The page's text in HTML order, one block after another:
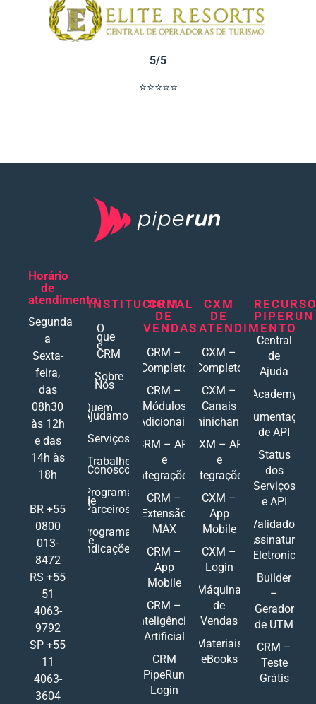
5/5
⭐⭐⭐⭐⭐
Horário
de
atendimento:
Segunda
a
Sexta-
feira,
das
08h30
às 12h
e das
14h às
18h
BR +55
0800
013-
8472
RS +55
51
4063-
9792
SP +55
11
4063-
3604
INSTITUCIONAL
O
que
é
CRM
Sobre
Nós
Quem
Ajudamos
Serviços
Trabalhe
Conosco
Programa
de
Parceiros
Programa
de
Indicações
CRM
DE
VENDAS
CRM –
Completo
CRM –
Módulos
Adicionais
CRM – API
e
Integrações
CRM –
Extensão
MAX
CRM –
App
Mobile
CRM –
Inteligência
Artificial
CRM
PipeRun
Login
CXM
DE
ATENDIMENTO
CXM –
Completo
CXM –
Canais
Ominichannel
CXM – API
e
Integrações
CXM –
App
Mobile
CXM –
Login
Máquina
de
Vendas
Materiais
eBooks
PIPERUN
Central
de
Ajuda
Academy
Documentações
de API
Status
dos
Serviços
e API
Validador
Assinatura
Eletronic
Builder
–
Gerador
de UTM
CRM –
Teste
Grátis